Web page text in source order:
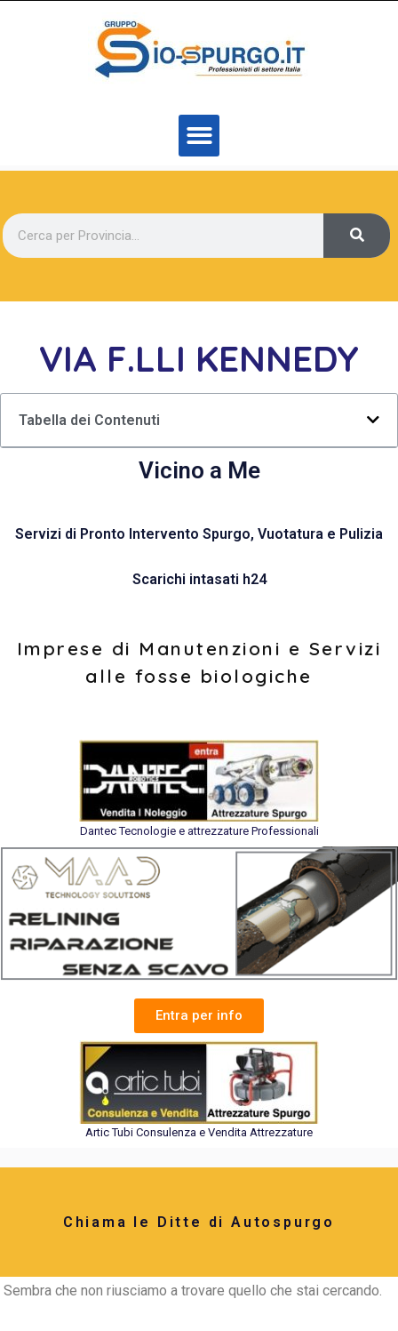
VIA F.LLI KENNEDY
Tabella dei Contenuti
Vicino a Me
Servizi di Pronto Intervento Spurgo, Vuotatura e Pulizia
Scarichi intasati h24
Imprese di Manutenzioni e Servizi
alle fosse biologiche
Dantec Tecnologie e attrezzature Professionali
Entra per info
Artic Tubi Consulenza e Vendita Attrezzature
Chiama le Ditte di Autospurgo
Sembra che non riusciamo a trovare quello che stai cercando.